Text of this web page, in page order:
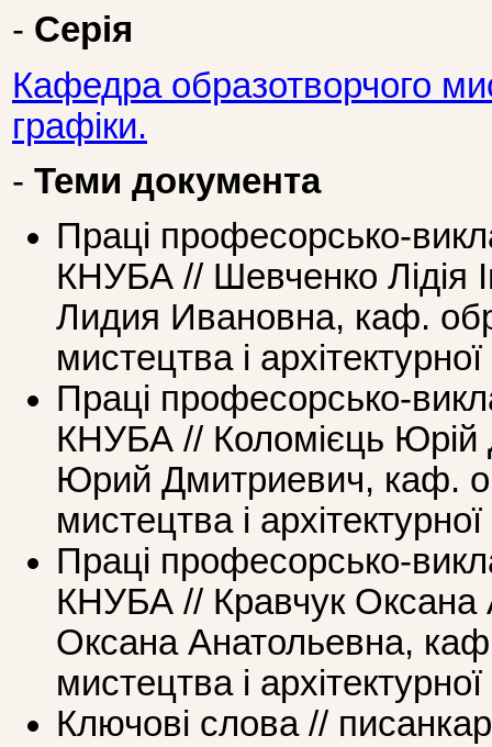
- Серія
Кафедра образотворчого
графіки.
- Теми документа
Праці професорcько-
КНУБА // Шевченко Лідія
Лидия Ивановна, каф.
мистецтва і
Праці професорcько-
КНУБА // Коломієць
Юрий Дмитриевич, каф.
мистецтва і
Праці професорcько-
КНУБА // Кравчук Оксана
Оксана Анатольевна,
мистецтва і
Ключові слова //